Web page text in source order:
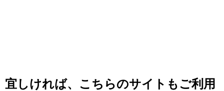
宜しければ、こちらのサイトもご利用